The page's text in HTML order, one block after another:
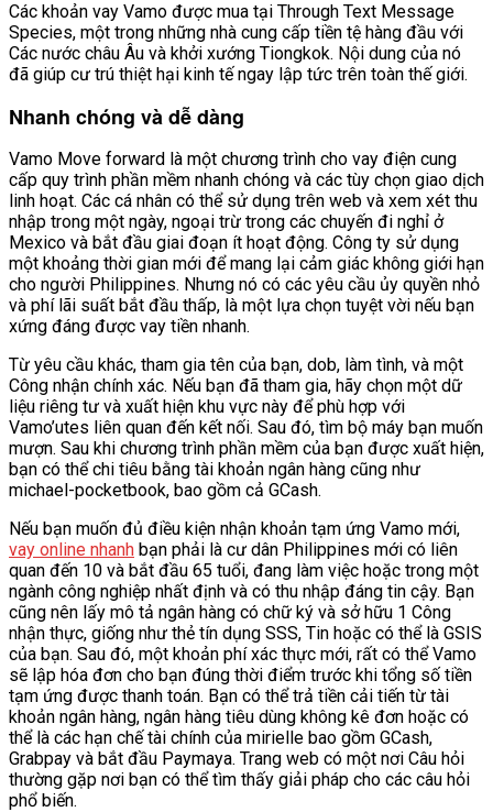
VĂN BẢN
Các khoản vay Vamo được mua tại Through Text Message
Species, một trong những nhà cung cấp tiền tệ hàng đầu với
Các nước châu Âu và khởi xướng Tiongkok. Nội dung của nó
đã giúp cư trú thiệt hại kinh tế ngay lập tức trên toàn thế giới.
Nhanh chóng và dễ dàng
Vamo Move forward là một chương trình cho vay điện cung
cấp quy trình phần mềm nhanh chóng và các tùy chọn giao dịch
linh hoạt. Các cá nhân có thể sử dụng trên web và xem xét thu
nhập trong một ngày, ngoại trừ trong các chuyến đi nghỉ ở
Mexico và bắt đầu giai đoạn ít hoạt động. Công ty sử dụng
một khoảng thời gian mới để mang lại cảm giác không giới hạn
cho người Philippines. Nhưng nó có các yêu cầu ủy quyền nhỏ
và phí lãi suất bắt đầu thấp, là một lựa chọn tuyệt vời nếu bạn
xứng đáng được vay tiền nhanh.
Từ yêu cầu khác, tham gia tên của bạn, dob, làm tình, và một
Công nhận chính xác. Nếu bạn đã tham gia, hãy chọn một dữ
liệu riêng tư và xuất hiện khu vực này để phù hợp với
Vamo’utes liên quan đến kết nối. Sau đó, tìm bộ máy bạn muốn
mượn. Sau khi chương trình phần mềm của bạn được xuất hiện,
bạn có thể chi tiêu bằng tài khoản ngân hàng cũng như
michael-pocketbook, bao gồm cả GCash.
Nếu bạn muốn đủ điều kiện nhận khoản tạm ứng Vamo mới,
vay online nhanh bạn phải là cư dân Philippines mới có liên
quan đến 10 và bắt đầu 65 tuổi, đang làm việc hoặc trong một
ngành công nghiệp nhất định và có thu nhập đáng tin cậy. Bạn
cũng nên lấy mô tả ngân hàng có chữ ký và sở hữu 1 Công
nhận thực, giống như thẻ tín dụng SSS, Tin hoặc có thể là GSIS
của bạn. Sau đó, một khoản phí xác thực mới, rất có thể Vamo
sẽ lập hóa đơn cho bạn đúng thời điểm trước khi tổng số tiền
tạm ứng được thanh toán. Bạn có thể trả tiền cải tiến từ tài
khoản ngân hàng, ngân hàng tiêu dùng không kê đơn hoặc có
thể là các hạn chế tài chính của mirielle bao gồm GCash,
Grabpay và bắt đầu Paymaya. Trang web có một nơi Câu hỏi
thường gặp nơi bạn có thể tìm thấy giải pháp cho các câu hỏi
phổ biến.